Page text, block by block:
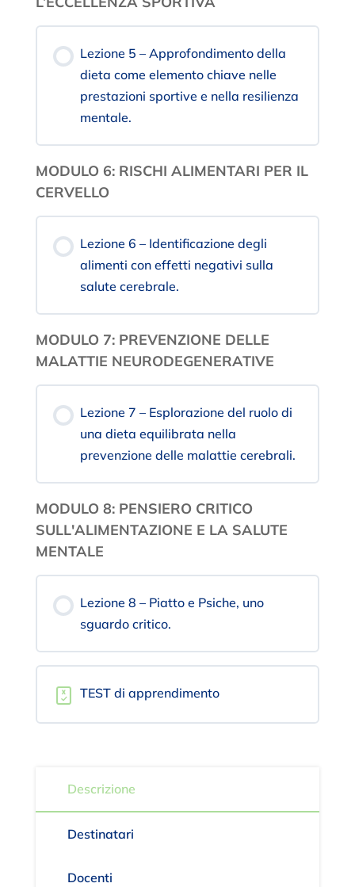
Lezione 5 – Approfondimento della
dieta come elemento chiave nelle
prestazioni sportive e nella resilienza
mentale.
MODULO 6: RISCHI ALIMENTARI PER IL
CERVELLO
Lezione 6 – Identificazione degli
alimenti con effetti negativi sulla
salute cerebrale.
MODULO 7: PREVENZIONE DELLE
MALATTIE NEURODEGENERATIVE
Lezione 7 – Esplorazione del ruolo di
una dieta equilibrata nella
prevenzione delle malattie cerebrali.
MODULO 8: PENSIERO CRITICO
SULL'ALIMENTAZIONE E LA SALUTE
MENTALE
Lezione 8 – Piatto e Psiche, uno
sguardo critico.
TEST di apprendimento
Descrizione
Destinatari
Docenti